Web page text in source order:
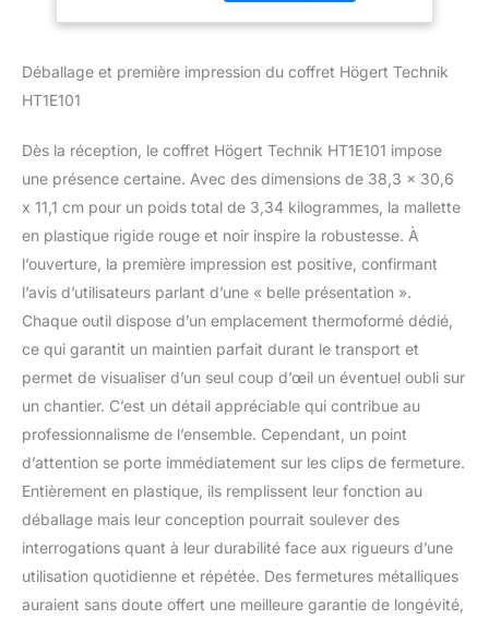
CONTENU DE 25 PIÈCES
une douille, un couteau,
un testeur de tension, un
combinée et une pince
coupante latérale -
parfait pour les
installations électriques
MATÉRIAUX ROBUSTES :
tournevis en acier S2
avec pointe magnétique,
pinces et clés en acier au
chrome-vanadium -
durables, précis et
adaptés à un usage
quotidien Emballage
pratique : livré dans une
boîte de rangement en
plastique robuste –
protège les outils et
facilite le transport vers le
lieu d'utilisation POUR
Déballage et première impression du coffret Högert Technik
HT1E101
Dès la réception, le coffret Högert Technik HT1E101 impose
une présence certaine. Avec des dimensions de 38,3 x 30,6
x 11,1 cm pour un poids total de 3,34 kilogrammes, la mallette
en plastique rigide rouge et noir inspire la robustesse. À
l’ouverture, la première impression est positive, confirmant
l’avis d’utilisateurs parlant d’une « belle présentation ».
Chaque outil dispose d’un emplacement thermoformé dédié,
ce qui garantit un maintien parfait durant le transport et
permet de visualiser d’un seul coup d’œil un éventuel oubli sur
un chantier. C’est un détail appréciable qui contribue au
professionnalisme de l’ensemble. Cependant, un point
d’attention se porte immédiatement sur les clips de fermeture.
Entièrement en plastique, ils remplissent leur fonction au
déballage mais leur conception pourrait soulever des
interrogations quant à leur durabilité face aux rigueurs d’une
utilisation quotidienne et répétée. Des fermetures métalliques
auraient sans doute offert une meilleure garantie de longévité,